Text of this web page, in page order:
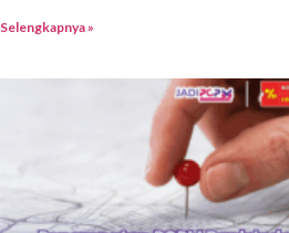
Selengkapnya »